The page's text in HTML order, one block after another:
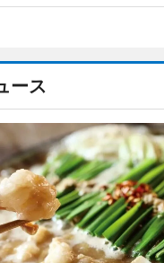
ース